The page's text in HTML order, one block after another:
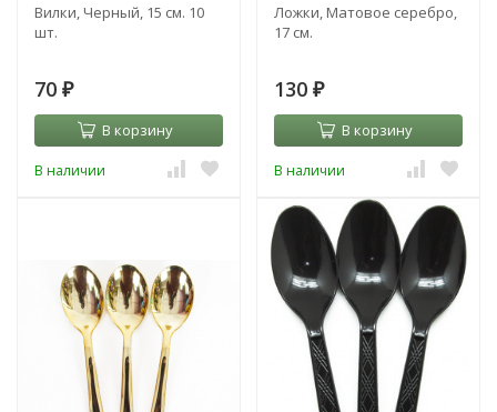
Вилки, Черный, 15 см. 10
шт.
70 ₽
В корзину
В наличии
Ложки, Матовое серебро,
17 см.
130 ₽
В корзину
В наличии